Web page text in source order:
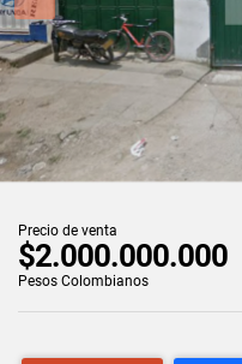
Precio de venta
$2.000.000.000
Pesos Colombianos